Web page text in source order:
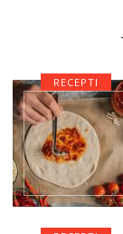
RECEPTI